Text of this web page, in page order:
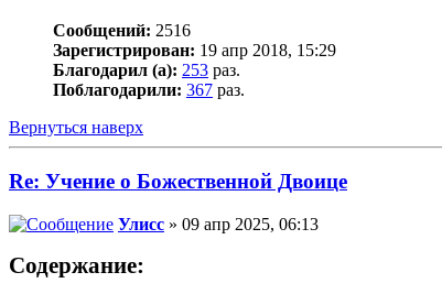
Сообщений: 2516
Зарегистрирован: 19 апр 2018, 15:29
Благодарил (а): 253 раз.
Поблагодарили: 367 раз.
Вернуться наверх
Re: Учение о Божественной Двоице
Улисс » 09 апр 2025, 06:13
Содержание: